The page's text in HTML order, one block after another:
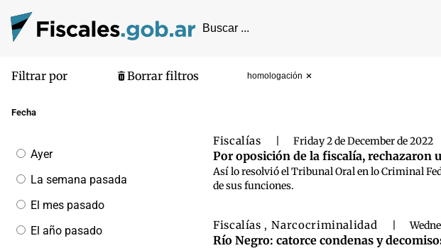
Filtrar por Borrar filtros homologación
Fecha
Filtrar
por
fecha
Ayer
La semana pasada
El mes pasado
El año pasado
Fiscalías Friday 2 de December de 2022
Por oposición de la fiscalía, rechazaron
Así lo resolvió el Tribunal Oral en lo Criminal
de sus funciones.
Fiscalías , Narcocriminalidad
Río Negro: catorce condenas y